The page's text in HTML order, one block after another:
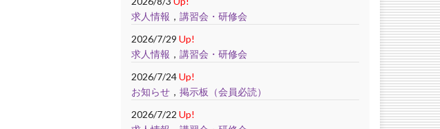
求人情報 ， 講習会・研修会
2026/7/29 Up!
求人情報 ， 講習会・研修会
2026/7/24Up!
お知らせ ， 掲示板（会員必読）
2026/7/22 Up!